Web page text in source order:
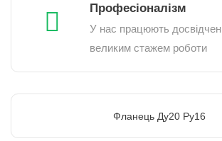
Професіоналізм
У нас працюють
великим стажем роботи
Фланець Ду20 Ру16